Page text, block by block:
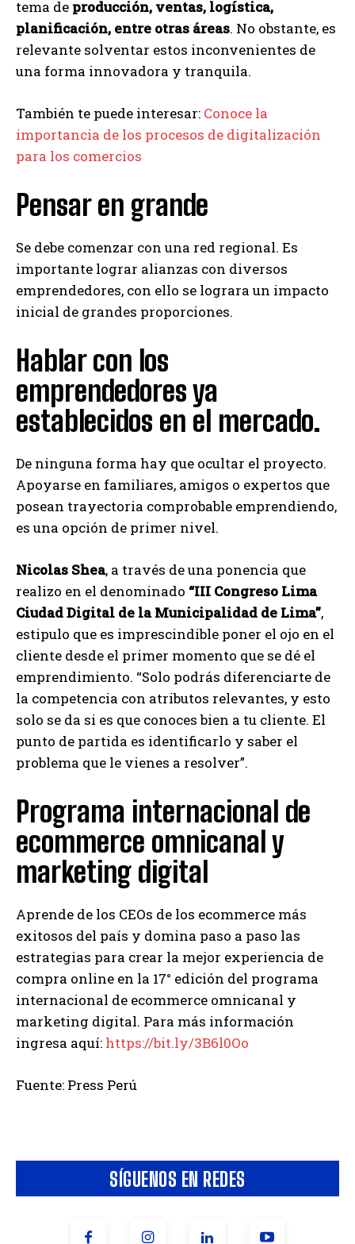
SÍGUENOS EN REDES
tema de producción, ventas, logística,
planificación, entre otras áreas. No obstante, es
relevante solventar estos inconvenientes de
una forma innovadora y tranquila.
También te puede interesar: Conoce la
importancia de los procesos de digitalización
para los comercios
Pensar en grande
Se debe comenzar con una red regional. Es
importante lograr alianzas con diversos
emprendedores, con ello se lograra un impacto
inicial de grandes proporciones.
Hablar con los
emprendedores ya
establecidos en el mercado.
De ninguna forma hay que ocultar el proyecto.
Apoyarse en familiares, amigos o expertos que
posean trayectoria comprobable emprendiendo,
es una opción de primer nivel.
Nicolas Shea, a través de una ponencia que
realizo en el denominado “III Congreso Lima
Ciudad Digital de la Municipalidad de Lima”,
estipulo que es imprescindible poner el ojo en el
cliente desde el primer momento que se dé el
emprendimiento. “Solo podrás diferenciarte de
la competencia con atributos relevantes, y esto
solo se da si es que conoces bien a tu cliente. El
punto de partida es identificarlo y saber el
problema que le vienes a resolver”.
Programa internacional de
ecommerce omnicanal y
marketing digital
Aprende de los CEOs de los ecommerce más
exitosos del país y domina paso a paso las
estrategias para crear la mejor experiencia de
compra online en la 17° edición del programa
internacional de ecommerce omnicanal y
marketing digital. Para más información
ingresa aquí: https://bit.ly/3B6l0Oo
Fuente: Press Perú